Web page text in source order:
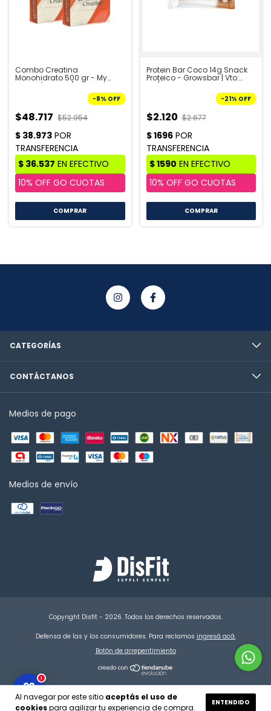
Al navegar por este sitio aceptás el uso de
cookiespara agilizar tu experiencia de compra.
ENTENDIDO
Combo Creatina
Monohidrato 500 gr - My
Protein | Vto: 09/26
-8% OFF
$48.717 $52.954
Protein Bar Coco 14g Snack
Proteico - Growsbar | Vto:
09/26
-21% OFF
$2.120 $2.677
COMPRAR
CATEGORÍAS
CONTÁCTANOS
Medios de pago
Medios de envío
Copyright Disfit - 2026. Todos los derechos reservados.
Defensa de las y los consumidores. Para reclamos ingresá acá.
Botón de arrepentimiento
1